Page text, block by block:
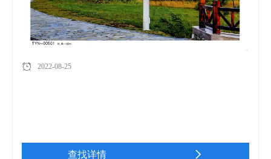
2022-08-25
查找详情